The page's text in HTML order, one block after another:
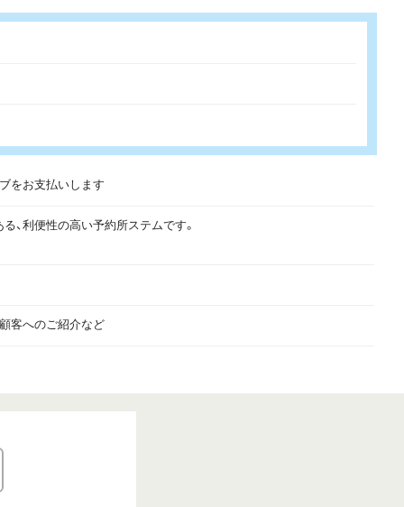
をお支払いします
、利便性の高い予約所ステムです。
客へのご紹介など